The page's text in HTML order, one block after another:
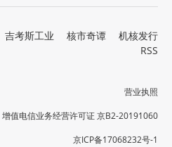
吉考斯工业 核市奇谭
机核发行
RSS
营业执照
增值电信业务经营许可证 京B2-20191060
京ICP备17068232号-1